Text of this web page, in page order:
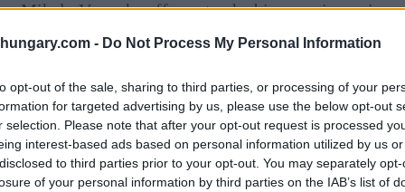
- Do Not Process My Personal Information
opt-out of the sale, sharing to third parties, or processing of your
for targeted advertising by us, please use the below opt-out
selection. Please note that after your opt-out request is processed
interest-based ads based on personal information utilized by us
to third parties prior to your opt-out. You may separately
of your personal information by third parties on the IAB’s list of
Mihaly Varga ha affermato che bisogna ringraziare
noto al pubblico americano che una delle
libertà.
combattente per la libertà” rafforzeranno il
nato a Karcag.